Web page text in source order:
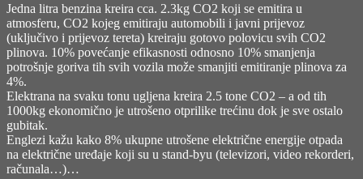
Jedna litra benzina kreira cca. 2.3kg CO2 koji se emitira u
atmosferu, CO2 kojeg emitiraju automobili i javni prijevoz
(uključivo i prijevoz tereta) kreiraju gotovo polovicu svih CO2
plinova. 10% povećanje efikasnosti odnosno 10% smanjenja
potrošnje goriva tih svih vozila može smanjiti emitiranje plinova za
4%.
Elektrana na svaku tonu ugljena kreira 2.5 tone CO2 – a od tih
1000kg ekonomično je utrošeno otprilike trećinu dok je sve ostalo
gubitak.
Englezi kažu kako 8% ukupne utrošene električne energije otpada
na električne uređaje koji su u stand-byu (televizori, video rekorderi,
računala…)…